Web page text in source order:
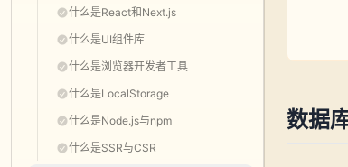
什么是React和Next.js
什么是UI组件库
什么是浏览器开发者工具
什么是LocalStorage
什么是Node.js与npm
什么是SSR与CSR
数据